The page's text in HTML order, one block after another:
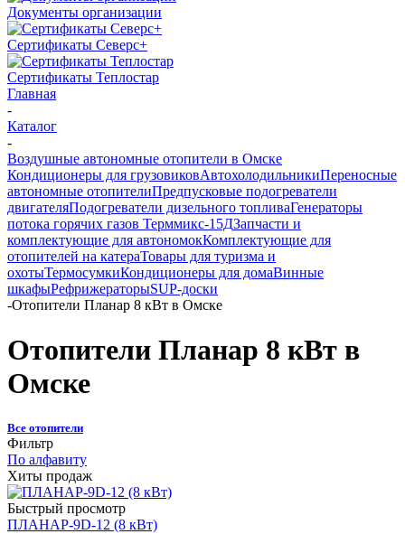
Документы организации
Сертификаты Северс+
Сертификаты Теплостар
Главная
-
Каталог
-
Воздушные автономные отопители в Омске
Кондиционеры для грузовиковАвтохолодильникиПереносные
автономные отопителиПредпусковые подогреватели
двигателяПодогреватели дизельного топливаГенераторы
потока горячих газов Терммикс-15ДЗапчасти и
комплектующие для автономокКомплектующие для
отопителей на катераТовары для туризма и
охотыТермосумкиКондиционеры для домаВинные
шкафыРефрижераторыSUP-доски
-Отопители Планар 8 кВт в Омске
Отопители Планар 8 кВт в
Омске
Все отопители
Фильтр
По алфавиту
Хиты продаж
Быстрый просмотр
ПЛАНАР-9D-12 (8 кВт)